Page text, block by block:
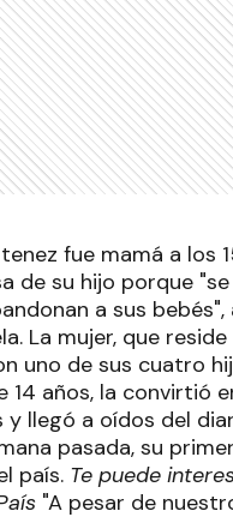
fue mamá a los
de su hijo porque
a sus
La mujer, que
uno de sus cuatro
14 años, la convirtió
llegó a oídos del
pasada, su
país. Te puede
"A pesar de